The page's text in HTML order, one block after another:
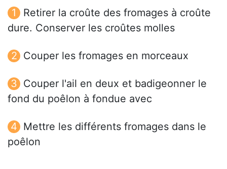
Retirer la croûte des fromages à croûte
dure. Conserver les croûtes molles
Couper les fromages en morceaux
Couper l'ail en deux et badigeonner le
fond du poêlon à fondue avec
Mettre les différents fromages dans le
poêlon